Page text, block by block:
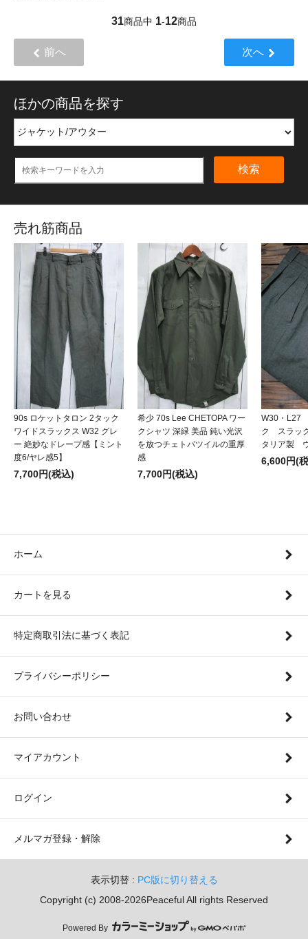
31商品中 1-12商品
前へ 次へ
ほかの商品を探す
検索
売れ筋商品
90s ロケットタロン 2タック
ワイドスラックス W32 グレ
ー 絶妙なドレープ感【ミント
度6/ヤレ感5】
7,700円(税込)
希少 70s Lee CHETOPA ワー
クシャツ 深緑 美品 鈍い光沢
を放つチェトパツイルの重厚
感
7,700円(税込)
W30・
ク スラッ
タリア製
6,600円(
ホーム
カートを見る
特定商取引法に基づく表記
プライバシーポリシー
お問い合わせ
マイアカウント
ログイン
メルマガ登録・解除
表示切替 : PC版に切り替える
Copyright (c) 2008-2026Peaceful All rights Reserved
Powered By